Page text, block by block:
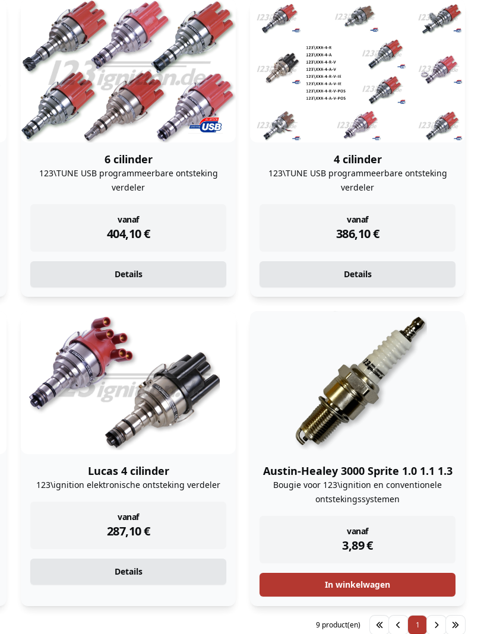
6 cilinder
123\TUNE USB programmeerbare ontsteking
verdeler
vanaf
404,10€
instock
Details
4 cilinder
123\TUNE USB programmeerbare ontsteking
verdeler
vanaf
386,10€
instock
Details
Lucas 4 cilinder
123\ignition elektronische ontsteking verdeler
vanaf
287,10€
instock
Details
Austin-Healey 3000 Sprite 1.0 1.1 1.3
Bougie voor 123\ignition en conventionele
ontstekingssystemen
vanaf
3,89€
instock
In winkelwagen
1
9 product(en)